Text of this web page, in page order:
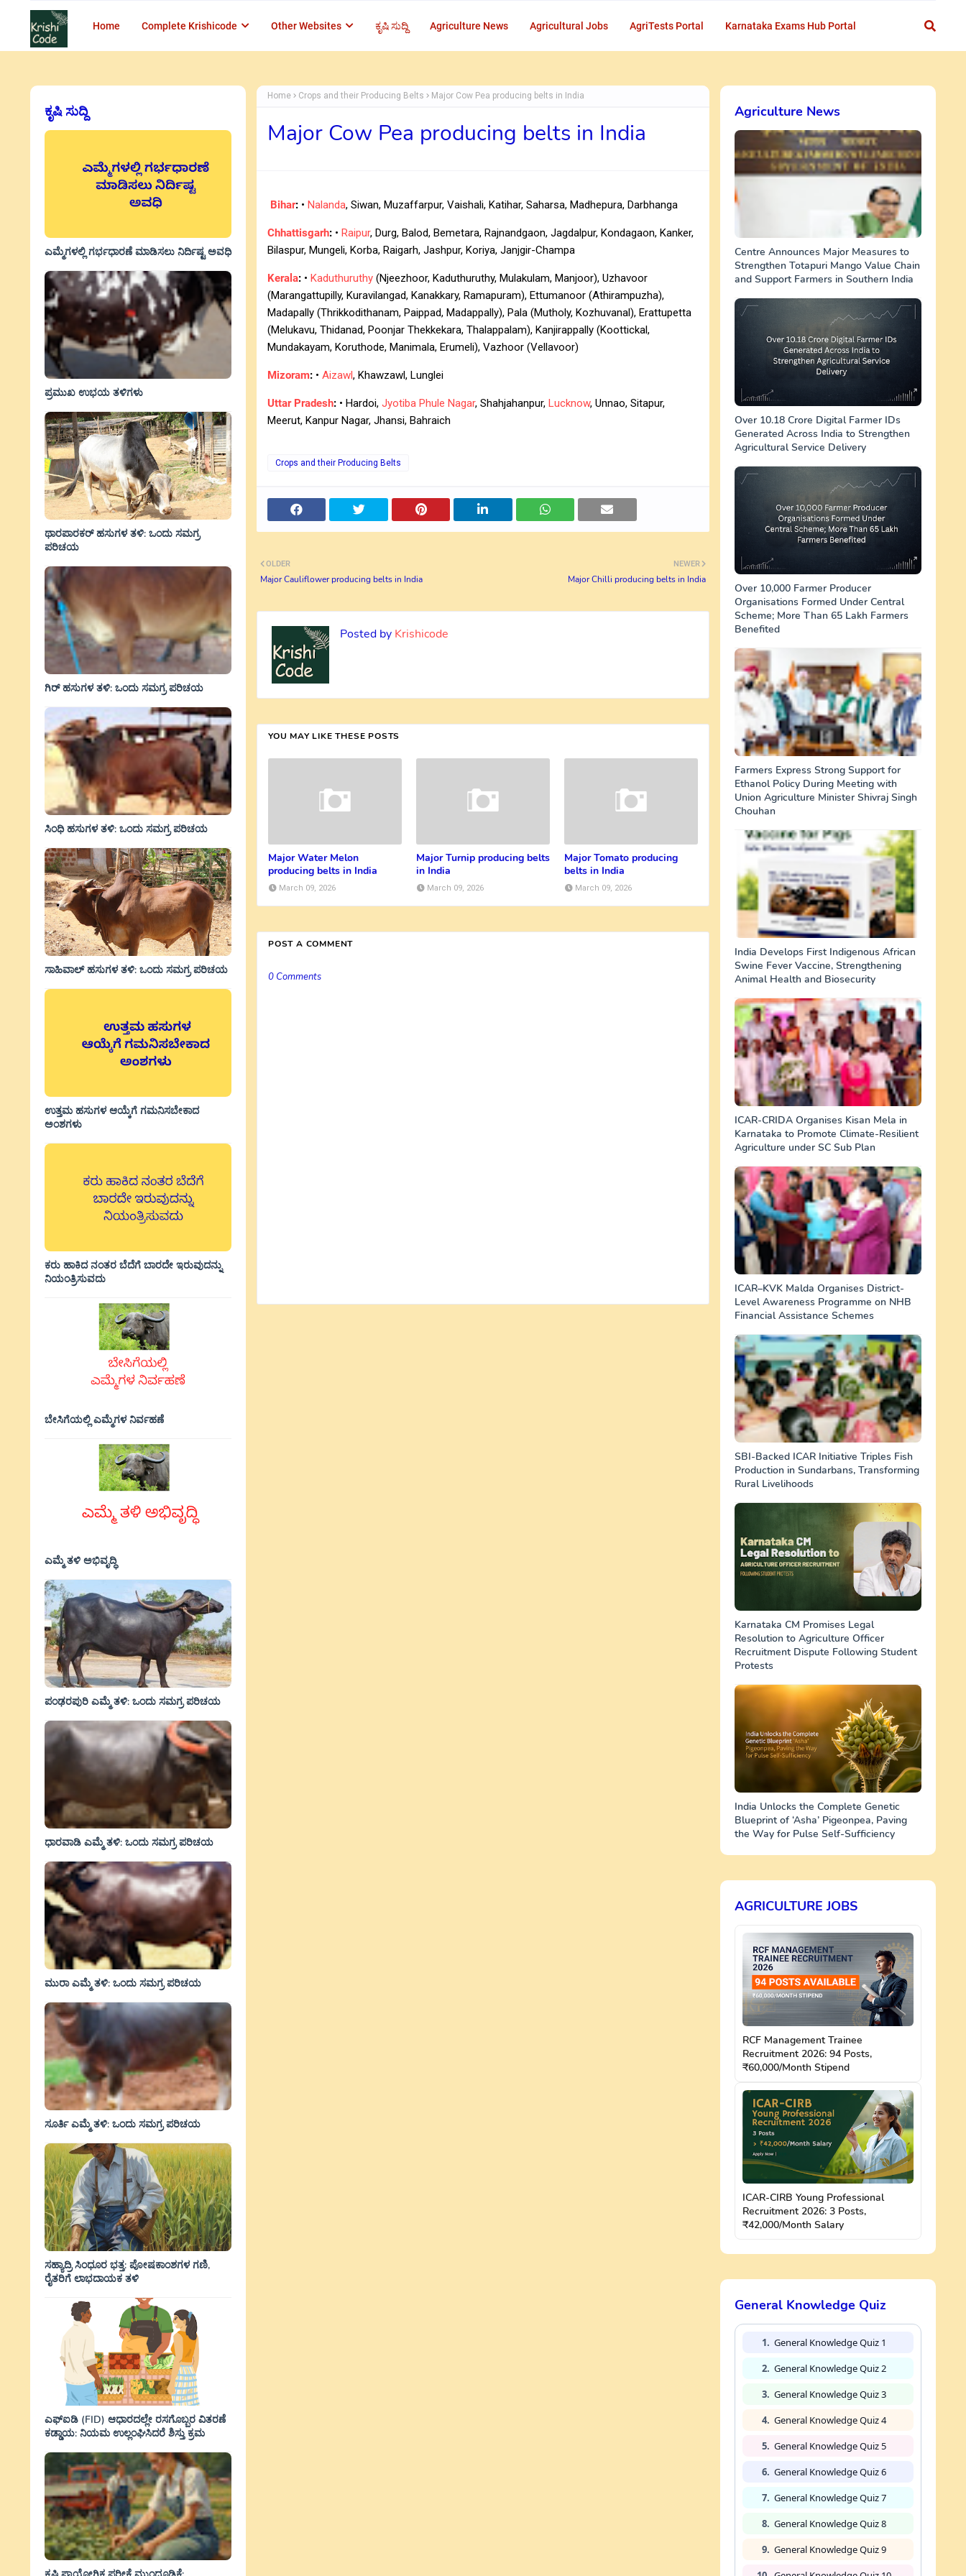
Home Complete Krishicode Other Websites ಕೃಷಿ ಸುದ್ದಿ Agriculture News Agricultural Jobs AgriTests Portal Karnataka Exams Hub Portal
ಕೃಷಿ ಸುದ್ದಿ
ಎಮ್ಮೆಗಳಲ್ಲಿ ಗರ್ಭಧಾರಣೆ ಮಾಡಿಸಲು ನಿರ್ದಿಷ್ಟ ಅವಧಿ
ಪ್ರಮುಖ ಉಭಯ ತಳಿಗಳು
ಥಾರಪಾರಕರ್ ಹಸುಗಳ ತಳಿ: ಒಂದು ಸಮಗ್ರ
ಪರಿಚಯ
ಗಿರ್ ಹಸುಗಳ ತಳಿ: ಒಂದು ಸಮಗ್ರ ಪರಿಚಯ
ಸಿಂಧಿ ಹಸುಗಳ ತಳಿ: ಒಂದು ಸಮಗ್ರ ಪರಿಚಯ
ಸಾಹಿವಾಲ್‌ ಹಸುಗಳ ತಳಿ: ಒಂದು ಸಮಗ್ರ ಪರಿಚಯ
ಉತ್ತಮ ಹಸುಗಳ ಆಯ್ಕೆಗೆ ಗಮನಿಸಬೇಕಾದ
ಅಂಶಗಳು
ಕರು ಹಾಕಿದ ನಂತರ ಬೆದೆಗೆ ಬಾರದೇ ಇರುವುದನ್ನು
ನಿಯಂತ್ರಿಸುವದು
ಬೇಸಿಗೆಯಲ್ಲಿ ಎಮ್ಮೆಗಳ ನಿರ್ವಹಣೆ
ಎಮ್ಮೆ ತಳಿ ಅಭಿವೃದ್ಧಿ
ಪಂಢರಪುರಿ ಎಮ್ಮೆ ತಳಿ: ಒಂದು ಸಮಗ್ರ ಪರಿಚಯ
ಧಾರವಾಡಿ ಎಮ್ಮೆ ತಳಿ: ಒಂದು ಸಮಗ್ರ ಪರಿಚಯ
ಮುರಾ ಎಮ್ಮೆ ತಳಿ: ಒಂದು ಸಮಗ್ರ ಪರಿಚಯ
ಸೂರ್ತಿ ಎಮ್ಮೆ ತಳಿ: ಒಂದು ಸಮಗ್ರ ಪರಿಚಯ
ಸಹ್ಯಾದ್ರಿ ಸಿಂಧೂರ ಭತ್ತ: ಪೋಷಕಾಂಶಗಳ ಗಣಿ,
ರೈತರಿಗೆ ಲಾಭದಾಯಕ ತಳಿ
ಎಫ್‌ಐಡಿ (FID) ಆಧಾರದಲ್ಲೇ ರಸಗೊಬ್ಬರ ವಿತರಣೆ
ಕಡ್ಡಾಯ: ನಿಯಮ ಉಲ್ಲಂಘಿಸಿದರೆ ಶಿಸ್ತು ಕ್ರಮ
Home Crops and their Producing Belts Major Cow Pea producing belts in India
Major Cow Pea producing belts in India
Bihar: • Nalanda, Siwan, Muzaffarpur, Vaishali, Katihar, Saharsa, Madhepura, Darbhanga
Chhattisgarh: • Raipur, Durg, Balod, Bemetara, Rajnandgaon, Jagdalpur, Kondagaon, Kanker,
Bilaspur, Mungeli, Korba, Raigarh, Jashpur, Koriya, Janjgir-Champa
Kerala: • Kaduthuruthy (Njeezhoor, Kaduthuruthy, Mulakulam, Manjoor), Uzhavoor
(Marangattupilly, Kuravilangad, Kanakkary, Ramapuram), Ettumanoor (Athirampuzha),
Madapally (Thrikkodithanam, Paippad, Madappally), Pala (Mutholy, Kozhuvanal), Erattupetta
(Melukavu, Thidanad, Poonjar Thekkekara, Thalappalam), Kanjirappally (Koottickal,
Mundakayam, Koruthode, Manimala, Erumeli), Vazhoor (Vellavoor)
Mizoram: • Aizawl, Khawzawl, Lunglei
Uttar Pradesh: • Hardoi, Jyotiba Phule Nagar, Shahjahanpur, Lucknow, Unnao, Sitapur,
Meerut, Kanpur Nagar, Jhansi, Bahraich
Crops and their Producing Belts
NEWER
Major Chilli producing belts in India
OLDER
Major Cauliflower producing belts in India
Posted by Krishicode
YOU MAY LIKE THESE POSTS
Major Water Melon
producing belts in India
March 09, 2026
Major Turnip producing belts
in India
March 09, 2026
Major Tomato producing
belts in India
March 09, 2026
POST A COMMENT
0 Comments
Agriculture News
Centre Announces Major Measures to
Strengthen Totapuri Mango Value Chain
and Support Farmers in Southern India
Over 10.18 Crore Digital Farmer IDs
Generated Across India to Strengthen
Agricultural Service Delivery
Over 10,000 Farmer Producer
Organisations Formed Under Central
Scheme; More Than 65 Lakh Farmers
Benefited
Farmers Express Strong Support for
Ethanol Policy During Meeting with
Union Agriculture Minister Shivraj Singh
Chouhan
India Develops First Indigenous African
Swine Fever Vaccine, Strengthening
Animal Health and Biosecurity
ICAR-CRIDA Organises Kisan Mela in
Karnataka to Promote Climate-Resilient
Agriculture under SC Sub Plan
ICAR–KVK Malda Organises District-
Level Awareness Programme on NHB
Financial Assistance Schemes
SBI-Backed ICAR Initiative Triples Fish
Production in Sundarbans, Transforming
Rural Livelihoods
Karnataka CM Promises Legal
Resolution to Agriculture Officer
Recruitment Dispute Following Student
Protests
India Unlocks the Complete Genetic
Blueprint of ‘Asha’ Pigeonpea, Paving
the Way for Pulse Self-Sufficiency
AGRICULTURE JOBS
RCF Management Trainee
Recruitment 2026: 94 Posts,
₹60,000/Month Stipend
ICAR-CIRB Young Professional
Recruitment 2026: 3 Posts,
₹42,000/Month Salary
General Knowledge Quiz
1. General Knowledge Quiz 1
2. General Knowledge Quiz 2
3. General Knowledge Quiz 3
4. General Knowledge Quiz 4
5. General Knowledge Quiz 5
6. General Knowledge Quiz 6
7. General Knowledge Quiz 7
8. General Knowledge Quiz 8
9. General Knowledge Quiz 9